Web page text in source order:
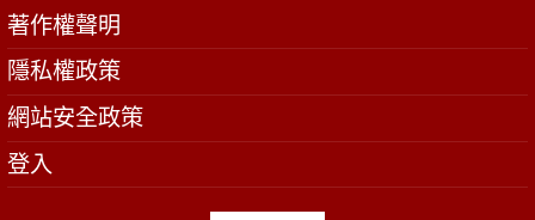
著作權聲明
隱私權政策
網站安全政策
登入